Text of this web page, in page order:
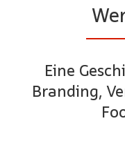
Eine
Branding,